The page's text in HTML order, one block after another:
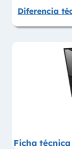
Diferencia
Ficha técnica